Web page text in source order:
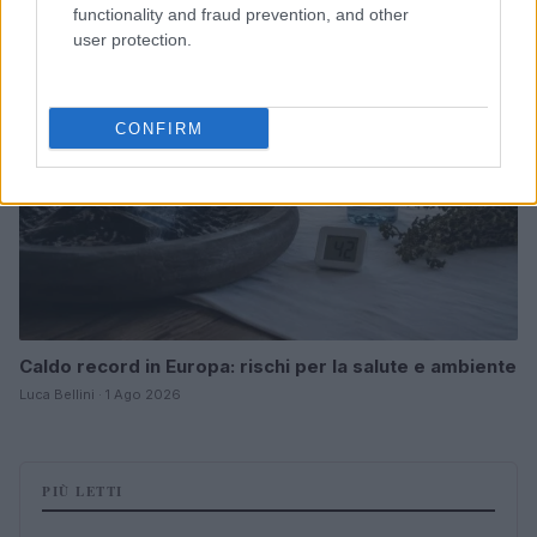
functionality and fraud prevention, and other
user protection.
CONFIRM
Caldo record in Europa: rischi per la salute e ambiente
Luca Bellini · 1 Ago 2026
PIÙ LETTI